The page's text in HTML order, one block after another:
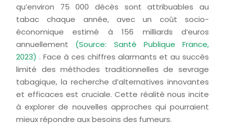
qu’environ 75 000 décès sont attribuables au
tabac chaque année, avec un coût socio-
économique estimé à 156 milliards d’euros
annuellement (Source: Santé Publique France,
2023) . Face à ces chiffres alarmants et au succès
limité des méthodes traditionnelles de sevrage
tabagique, la recherche d’alternatives innovantes
et efficaces est cruciale. Cette réalité nous incite
à explorer de nouvelles approches qui pourraient
mieux répondre aux besoins des fumeurs.